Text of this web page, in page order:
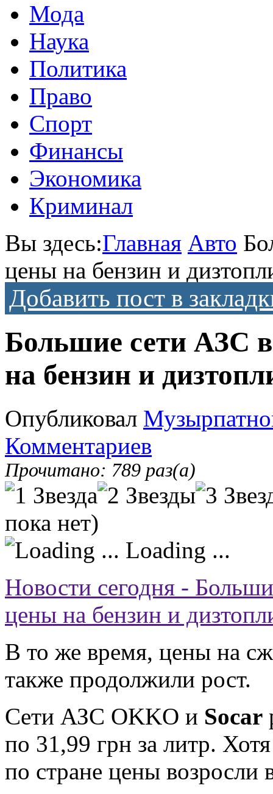
Мода
Наука
Политика
Право
Спорт
Финансы
Экономика
Криминал
Вы здесь:Главная Авто
цены на бензин и
Добавить пост в
Большие сети АЗС
на бензин и
Опубликовал
Комментариев
Прочитано: 789 раз(а)
пока нет)
Loading ...
Новости сегодня -
цены на бензин и
В то же время, цены на
также продолжили рост.
Сети АЗС OKKO и Socar
по 31,99 грн за литр.
по стране цены возросли